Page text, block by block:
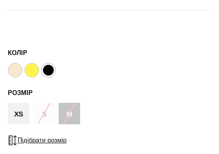
КОЛІР
РОЗМІР
XS S M
Підібрати розмір